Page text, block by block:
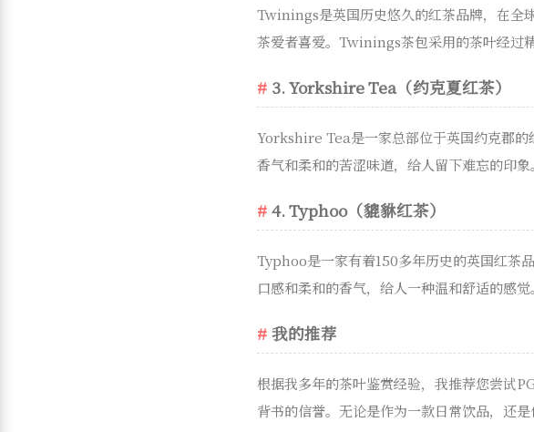
Twinings是英国历史悠久的红茶品牌，在全
茶爱者喜爱。Twinings茶包采用的茶叶经过
3. Yorkshire Tea（约克夏红茶）
Yorkshire Tea是一家总部位于英国约克郡的
香气和柔和的苦涩味道，给人留下难忘的印
4. Typhoo（貔貅红茶）
Typhoo是一家有着150多年历史的英国红茶
口感和柔和的香气，给人一种温和舒适的感
我的推荐
根据我多年的茶叶鉴赏经验，我推荐您尝试
背书的信誉。无论是作为一款日常饮品，还